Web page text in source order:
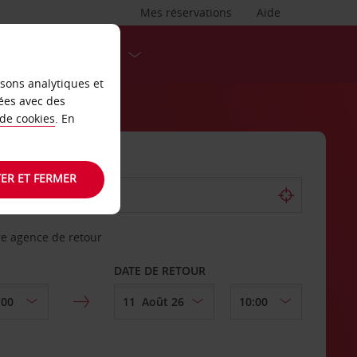
Aide
Mes réservations
agence de retour
DATE DE RETOUR
analytiques et
avec des
cookies. En
ET FERMER